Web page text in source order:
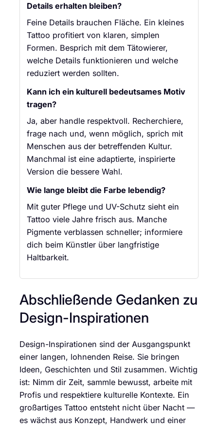
Details erhalten bleiben?
Feine Details brauchen Fläche. Ein kleines
Tattoo profitiert von klaren, simplen
Formen. Besprich mit dem Tätowierer,
welche Details funktionieren und welche
reduziert werden sollten.
Kann ich ein kulturell bedeutsames Motiv
tragen?
Ja, aber handle respektvoll. Recherchiere,
frage nach und, wenn möglich, sprich mit
Menschen aus der betreffenden Kultur.
Manchmal ist eine adaptierte, inspirierte
Version die bessere Wahl.
Wie lange bleibt die Farbe lebendig?
Mit guter Pflege und UV-Schutz sieht ein
Tattoo viele Jahre frisch aus. Manche
Pigmente verblassen schneller; informiere
dich beim Künstler über langfristige
Haltbarkeit.
Abschließende Gedanken zu
Design-Inspirationen
Design-Inspirationen sind der Ausgangspunkt
einer langen, lohnenden Reise. Sie bringen
Ideen, Geschichten und Stil zusammen. Wichtig
ist: Nimm dir Zeit, sammle bewusst, arbeite mit
Profis und respektiere kulturelle Kontexte. Ein
großartiges Tattoo entsteht nicht über Nacht —
es wächst aus Konzept, Handwerk und einer